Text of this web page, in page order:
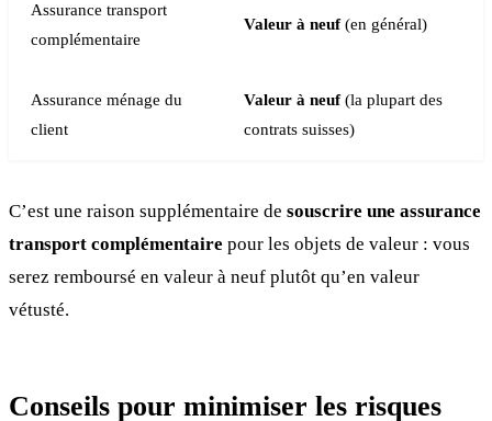
Assurance transport
complémentaire
Valeur à neuf(en général)
Assurance ménage du
client
Valeur à neuf(la plupart des
contrats suisses)
C’est une raison supplémentaire de souscrire une assurance
transport complémentaire pour les objets de valeur : vous
serez remboursé en valeur à neuf plutôt qu’en valeur
vétusté.
Conseils pour minimiser les risques